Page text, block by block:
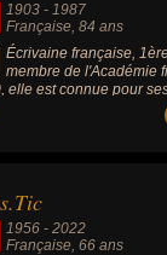
1903 - 1987
Française, 84 ans
Écrivaine française,
membre de l'Académie
elle est connue pour
d'Hadrien »
(1968), « Nouvelles
1956 - 2022
Française , 66 ans